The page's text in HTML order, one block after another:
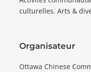
culturelles, Arts &
Organisateur
Ottawa Chinese